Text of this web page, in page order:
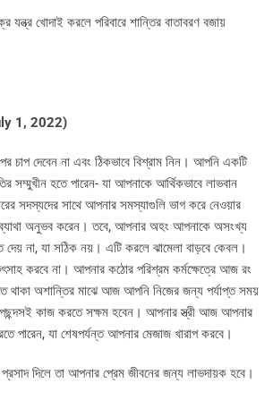
খোদাই করলে পরিবারে শান্তির বাতাবরণ বজায়
1, 2022)
চাপ দেবেন না এবং ঠিকভাবে বিশ্রাম নিন। আপনি একটি
সম্মুখীন হতে পারেন- যা আপনাকে আর্থিকভাবে লাভবান
সদস্যদের সাথে আপনার সমস্যাগুলি ভাগ করে নেওয়ার
অনুভব করেন। তবে, আপনার অহং আপনাকে অসংখ্য
না, যা সঠিক নয়। এটি করলে ঝামেলা বাড়বে কেবল।
করবে না। আপনার কঠোর পরিশ্রম কর্মক্ষেত্রে আজ রং
থাকা অশান্তির মাঝে আজ আপনি নিজের জন্য পর্যাপ্ত সময়
কাজ করতে সক্ষম হবেন। আপনার স্ত্রী আজ আপনার
পারেন, যা শেষপর্যন্ত আপনার মেজাজ খারাপ করবে।
দিলে তা আপনার প্রেম জীবনের জন্য লাভদায়ক হবে।